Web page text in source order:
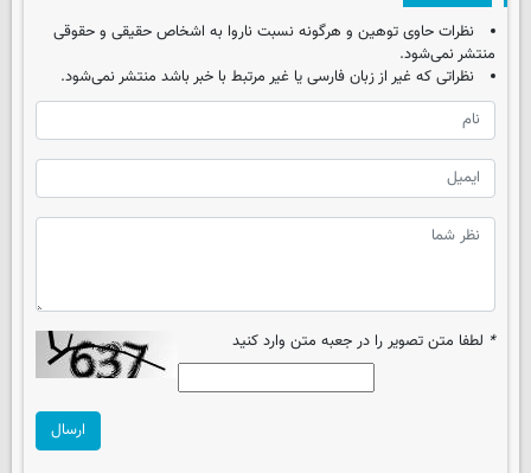
نظرات حاوی توهین و هرگونه نسبت ناروا به اشخاص حقیقی و حقوقی
منتشر نمی‌شود.
نظراتی که غیر از زبان فارسی یا غیر مرتبط با خبر باشد منتشر نمی‌شود.
* لطفا متن تصویر را در جعبه متن وارد کنید
ارسال